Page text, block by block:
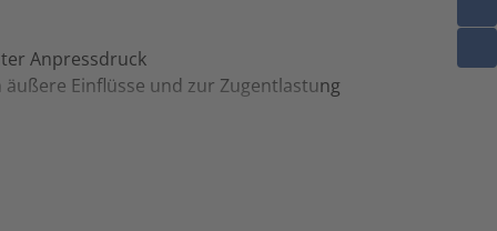
Anpressdruck
Einflüsse und zur Zugentlastung